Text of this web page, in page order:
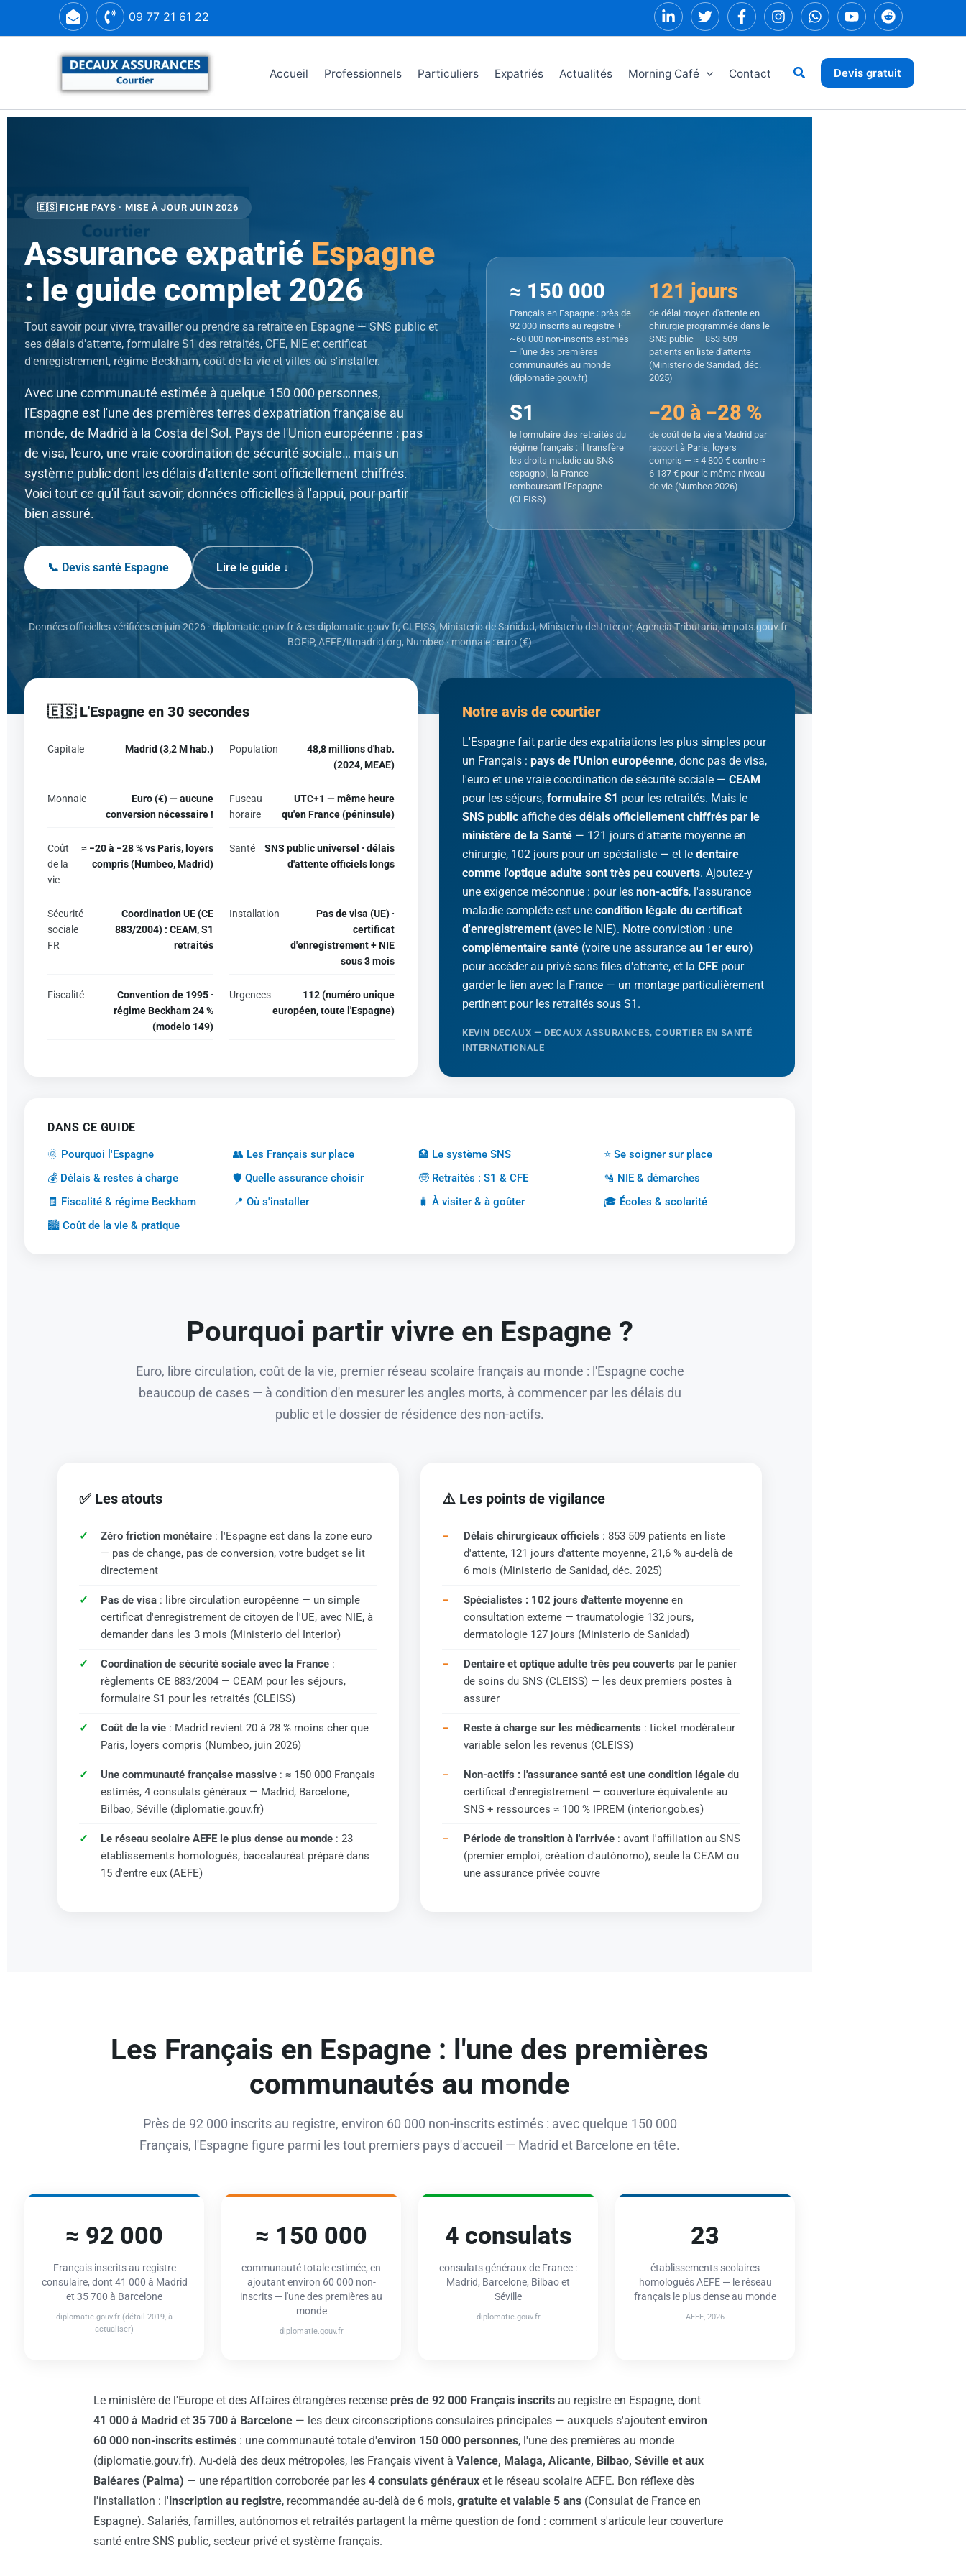
09 77 21 61 22
Accueil Professionnels Particuliers Expatriés Actualités Morning Café Contact RechercherDevis gratuit
🇪🇸 FICHE PAYS · MISE À JOUR JUIN 2026
Assurance expatrié Espagne
: le guide complet 2026
Tout savoir pour vivre, travailler ou prendre sa retraite en Espagne — SNS public et
ses délais d'attente, formulaire S1 des retraités, CFE, NIE et certificat
d'enregistrement, régime Beckham, coût de la vie et villes où s'installer.
Avec une communauté estimée à quelque 150 000 personnes,
l'Espagne est l'une des premières terres d'expatriation française au
monde, de Madrid à la Costa del Sol. Pays de l'Union européenne : pas
de visa, l'euro, une vraie coordination de sécurité sociale… mais un
système public dont les délais d'attente sont officiellement chiffrés.
Voici tout ce qu'il faut savoir, données officielles à l'appui, pour partir
bien assuré.
📞 Devis santé Espagne Lire le guide ↓
≈ 150 000
Français en Espagne : près de
92 000 inscrits au registre +
~60 000 non-inscrits estimés
— l'une des premières
communautés au monde
(diplomatie.gouv.fr)
121 jours
de délai moyen d'attente en
chirurgie programmée dans le
SNS public — 853 509
patients en liste d'attente
(Ministerio de Sanidad, déc.
2025)
S1
le formulaire des retraités du
régime français : il transfère
les droits maladie au SNS
espagnol, la France
remboursant l'Espagne
(CLEISS)
−20 à −28 %
de coût de la vie à Madrid par
rapport à Paris, loyers
compris — ≈ 4 800 € contre ≈
6 137 € pour le même niveau
de vie (Numbeo 2026)
Données officielles vérifiées en juin 2026 · diplomatie.gouv.fr & es.diplomatie.gouv.fr, CLEISS, Ministerio de Sanidad, Ministerio del Interior, Agencia Tributaria, impots.gouv.fr-
BOFiP, AEFE/lfmadrid.org, Numbeo · monnaie : euro (€)
🇪🇸 L'Espagne en 30 secondes
Capitale Madrid (3,2 M hab.) Population
48,8 millions d'hab.
(2024, MEAE)
Monnaie
Euro (€) — aucune
conversion nécessaire !
Fuseau
horaire
UTC+1 — même heure
qu'en France (péninsule)
Coût
de la
vie
≈ −20 à −28 % vs Paris, loyers
compris (Numbeo, Madrid)
Santé
SNS public universel · délais
d'attente officiels longs
Sécurité
sociale
FR
Coordination UE (CE
883/2004) : CEAM, S1
retraités
Installation
Pas de visa (UE) ·
certificat
d'enregistrement + NIE
sous 3 mois
Fiscalité
Convention de 1995 ·
régime Beckham 24 %
(modelo 149)
Urgences
112 (numéro unique
européen, toute l'Espagne)
Notre avis de courtier
L'Espagne fait partie des expatriations les plus simples pour
un Français :pays de l'Union européenne, donc pas de visa,
l'euro et une vraie coordination de sécurité sociale —CEAM
pour les séjours,formulaire S1 pour les retraités. Mais le
SNS public affiche desdélais officiellement chiffrés par le
ministère de la Santé — 121 jours d'attente moyenne en
chirurgie, 102 jours pour un spécialiste — et ledentaire
comme l'optique adulte sont très peu couverts. Ajoutez-y
une exigence méconnue : pour lesnon-actifs, l'assurance
maladie complète est unecondition légale du certificat
d'enregistrement (avec le NIE). Notre conviction : une
complémentaire santé (voire une assuranceau 1er euro)
pour accéder au privé sans files d'attente, et laCFE pour
garder le lien avec la France — un montage particulièrement
pertinent pour les retraités sous S1.
KEVIN DECAUX — DECAUX ASSURANCES, COURTIER EN SANTÉ
INTERNATIONALE
DANS CE GUIDE
🌞 Pourquoi l'Espagne 👥 Les Français sur place 🏥 Le système SNS
⭐ Se soigner sur place
💰 Délais & restes à charge
🛡️ Quelle assurance choisir 🧓 Retraités : S1 & CFE
🛂 NIE & démarches
🧾 Fiscalité & régime Beckham
📍 Où s'installer 🧳 À visiter & à goûter
🎓 Écoles & scolarité
🏙️ Coût de la vie & pratique
Pourquoi partir vivre en Espagne ?
Euro, libre circulation, coût de la vie, premier réseau scolaire français au monde : l'Espagne coche
beaucoup de cases — à condition d'en mesurer les angles morts, à commencer par les délais du
public et le dossier de résidence des non-actifs.
✅ Les atouts
Zéro friction monétaire : l'Espagne est dans la zone euro
— pas de change, pas de conversion, votre budget se lit
directement
Pas de visa : libre circulation européenne — un simple
certificat d'enregistrement de citoyen de l'UE, avec NIE, à
demander dans les 3 mois (Ministerio del Interior)
Coordination de sécurité sociale avec la France :
règlements CE 883/2004 — CEAM pour les séjours,
formulaire S1 pour les retraités (CLEISS)
Coût de la vie : Madrid revient 20 à 28 % moins cher que
Paris, loyers compris (Numbeo, juin 2026)
Une communauté française massive : ≈ 150 000 Français
estimés, 4 consulats généraux — Madrid, Barcelone,
Bilbao, Séville (diplomatie.gouv.fr)
Le réseau scolaire AEFE le plus dense au monde : 23
établissements homologués, baccalauréat préparé dans
15 d'entre eux (AEFE)
⚠️ Les points de vigilance
Délais chirurgicaux officiels : 853 509 patients en liste
d'attente, 121 jours d'attente moyenne, 21,6 % au-delà de
6 mois (Ministerio de Sanidad, déc. 2025)
Spécialistes : 102 jours d'attente moyenne en
consultation externe — traumatologie 132 jours,
dermatologie 127 jours (Ministerio de Sanidad)
Dentaire et optique adulte très peu couverts par le panier
de soins du SNS (CLEISS) — les deux premiers postes à
assurer
Reste à charge sur les médicaments : ticket modérateur
variable selon les revenus (CLEISS)
Non-actifs : l'assurance santé est une condition légale du
certificat d'enregistrement — couverture équivalente au
SNS + ressources ≈ 100 % IPREM (interior.gob.es)
Période de transition à l'arrivée : avant l'affiliation au SNS
(premier emploi, création d'autónomo), seule la CEAM ou
une assurance privée couvre
Les Français en Espagne : l'une des premières
communautés au monde
Près de 92 000 inscrits au registre, environ 60 000 non-inscrits estimés : avec quelque 150 000
Français, l'Espagne figure parmi les tout premiers pays d'accueil — Madrid et Barcelone en tête.
≈ 92 000
Français inscrits au registre
consulaire, dont 41 000 à Madrid
et 35 700 à Barcelone
diplomatie.gouv.fr (détail 2019, à
actualiser)
≈ 150 000
communauté totale estimée, en
ajoutant environ 60 000 non-
inscrits — l'une des premières au
monde
diplomatie.gouv.fr
4 consulats
consulats généraux de France :
Madrid, Barcelone, Bilbao et
Séville
diplomatie.gouv.fr
23
établissements scolaires
homologués AEFE — le réseau
français le plus dense au monde
AEFE, 2026
Le ministère de l'Europe et des Affaires étrangères recense près de 92 000 Français inscrits au registre en Espagne, dont
41 000 à Madrid et 35 700 à Barcelone — les deux circonscriptions consulaires principales — auxquels s'ajoutent environ
60 000 non-inscrits estimés : une communauté totale d'environ 150 000 personnes, l'une des premières au monde
(diplomatie.gouv.fr). Au-delà des deux métropoles, les Français vivent à Valence, Malaga, Alicante, Bilbao, Séville et aux
Baléares (Palma) — une répartition corroborée par les 4 consulats généraux et le réseau scolaire AEFE. Bon réflexe dès
l'installation : l'inscription au registre, recommandée au-delà de 6 mois, gratuite et valable 5 ans (Consulat de France en
Espagne). Salariés, familles, autónomos et retraités partagent la même question de fond : comment s'articule leur couverture
santé entre SNS public, secteur privé et système français.